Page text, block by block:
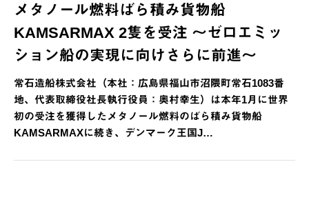
メタノール燃料ばら積み貨物船
KAMSARMAX 2隻を受注 ～ゼロエミッ
ション船の実現に向けさらに前進～
常石造船株式会社（本社：広島県福山市沼隈町常石1083番
地、代表取締役社長執行役員：奥村幸生）は本年1月に世界
初の受注を獲得したメタノール燃料のばら積み貨物船
KAMSARMAXに続き、デンマーク王国J…